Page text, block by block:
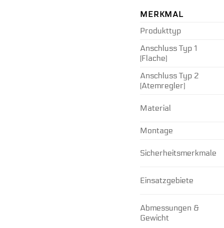
MERKMAL
Produkttyp
Anschluss Typ 1
(Flache)
Anschluss Typ 2
(Atemregler)
Material
Montage
Sicherheitsmerkmale
Einsatzgebiete
Abmessungen &
Gewicht